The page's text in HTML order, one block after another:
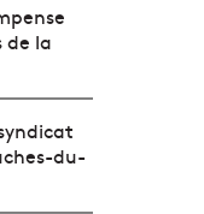
de la
du-